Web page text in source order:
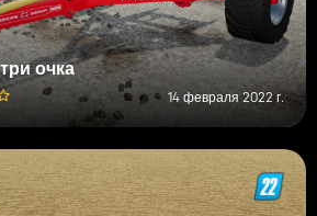
очка
14 февраля 2022 г.